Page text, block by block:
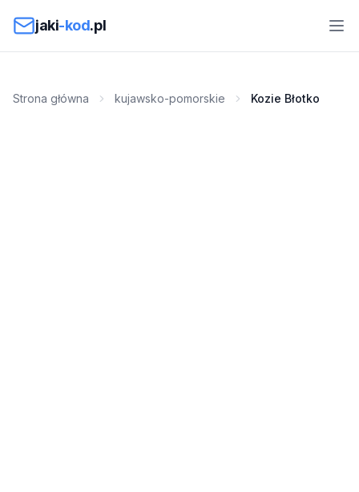
jaki-kod.pl
Strona główna kujawsko-pomorskie Kozie Błotko